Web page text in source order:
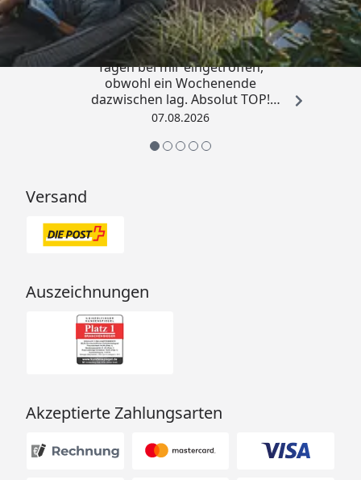
4,81/ 5
„Die Bestellung ist innerhalb von 4
Tagen bei mir eingetroffen,
obwohl ein Wochenende
dazwischen lag. Absolut TOP!
Sicherlich nicht die letzte
so.“
07.08.2026
Versand
Auszeichnungen
Akzeptierte Zahlungsarten